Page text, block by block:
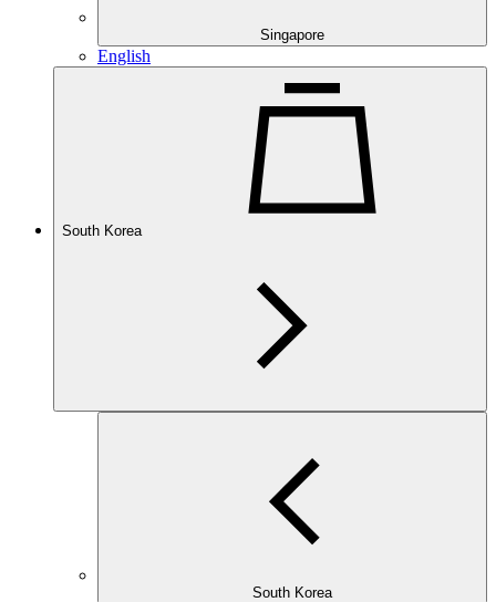
Singapore
English
South Korea
South Korea